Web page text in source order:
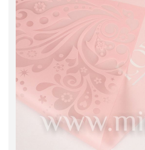
Изделия из металла
Сухоцветы